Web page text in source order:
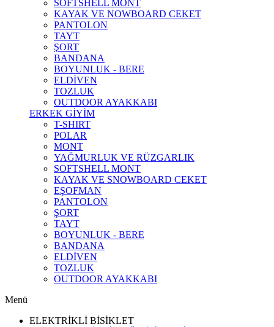
SOFTSHELL MONT
KAYAK VE NOWBOARD CEKET
PANTOLON
TAYT
ŞORT
BANDANA
BOYUNLUK - BERE
ELDİVEN
TOZLUK
OUTDOOR AYAKKABI
ERKEK GİYİM
T-SHIRT
POLAR
MONT
YAĞMURLUK VE RÜZGARLIK
SOFTSHELL MONT
KAYAK VE SNOWBOARD CEKET
EŞOFMAN
PANTOLON
ŞORT
TAYT
BOYUNLUK - BERE
BANDANA
ELDİVEN
TOZLUK
OUTDOOR AYAKKABI
Menü
ELEKTRİKLİ BİSİKLET